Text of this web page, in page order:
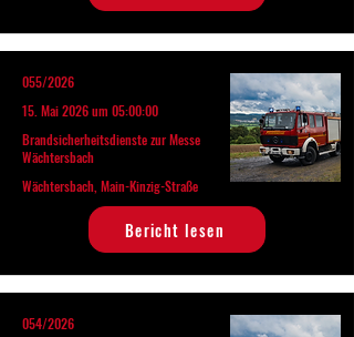
055/2026
15. Mai 2026 um 05:00:00
Brandsicherheitsdienste zur Messe
Wächtersbach
Wächtersbach, Main-Kinzig-Straße
Bericht lesen
054/2026